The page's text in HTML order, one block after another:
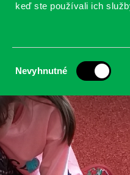
keď ste používali ich
súhlasu
Nevyhnutné
v